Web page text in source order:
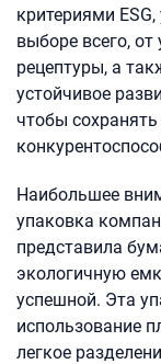
критериями
выборе всего,
рецептуры, а
устойчивое
чтобы
Наибольшее
упаковка
представила
экологичную
успешной. Эта
использование
легкое